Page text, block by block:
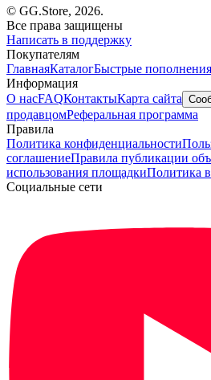
© GG.Store, 2026.
Все права защищены
Написать в поддержку
Покупателям
ГлавнаяКаталогБыстрые пополнения
Информация
О насFAQКонтактыКарта сайта
продавцомРеферальная программа
Правила
Политика конфиденциальности
соглашениеПравила публикации
использования площадкиПолитика
Социальные сети